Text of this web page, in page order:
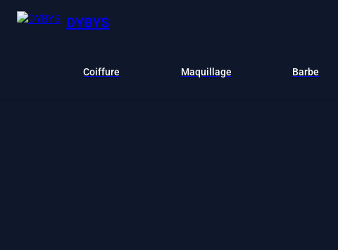
DYBYS
Coiffure Maquillage Barbe